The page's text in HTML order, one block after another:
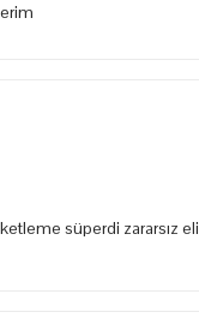
süperdi zararsız